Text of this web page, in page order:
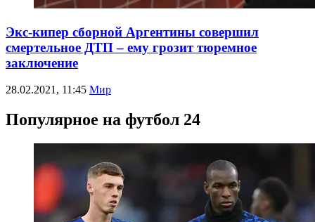
Экс-кипер сборной Аргентины совершил
смертельное ДТП – ему грозит тюремное
заключение
28.02.2021, 11:45 Мир
Популярное на футбол 24